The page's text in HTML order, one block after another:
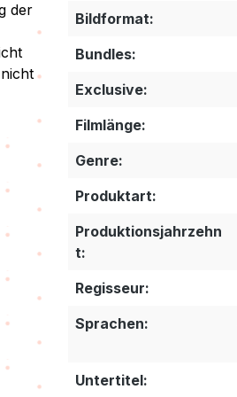
der
Bildformat:
Bundles:
Exclusive:
Filmlänge:
Genre:
Produktart:
Produktionsjahrzehn
t:
Regisseur:
Sprachen:
Untertitel: